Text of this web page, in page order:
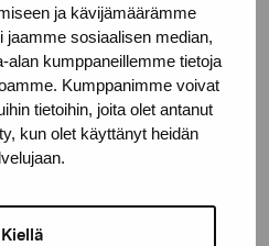
ja kävijämäärämme
sosiaalisen median,
alan kumppaneillemme tietoja
Kumppanimme voivat
tietoihin, joita olet antanut
kun olet käyttänyt heidän
Kiellä